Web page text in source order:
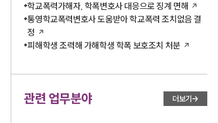
학교폭력가해자, 학폭변호사 대응으로 징계 면해
통영학교폭력변호사 도움받아 학교폭력 조치없음 결
정
피해학생 조력해 가해학생 학폭 보호조치 처분
관련 업무분야 더보기